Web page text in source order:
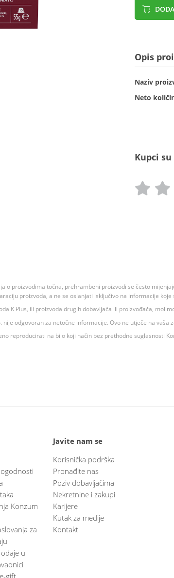
Opis
Naziv
Neto
Kupci
o proizvodima točna, prehrambeni proizvodi se često
proizvoda, a ne se oslanjati isključivo na informacije koje
K Plus, ili proizvoda drugih dobavljača ili proizvođača,
odgovoran za netočne informacije. Ovo ne utječe na vaša
reproducirati na bilo koji način bez prethodne suglasnosti
Konzum
za
u
gift
Javite nam se
Korisnička podrška
Pronađite nas
Poziv dobavljačima
Nekretnine i zakupi
Karijere
Kutak za medije
Kontakt